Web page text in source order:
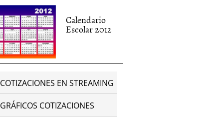
Calendario
Escolar 2012
COTIZACIONES EN STREAMING
GRÁFICOS COTIZACIONES